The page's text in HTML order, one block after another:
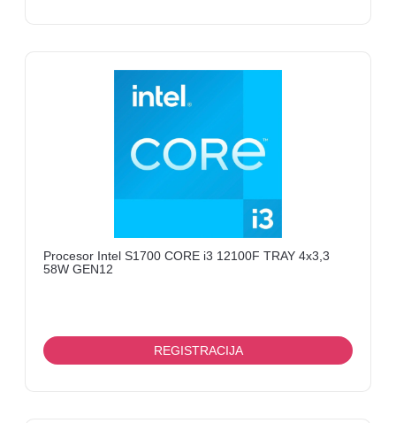
Procesor Intel S1700 CORE i3 12100F TRAY 4x3,3
58W GEN12
REGISTRACIJA